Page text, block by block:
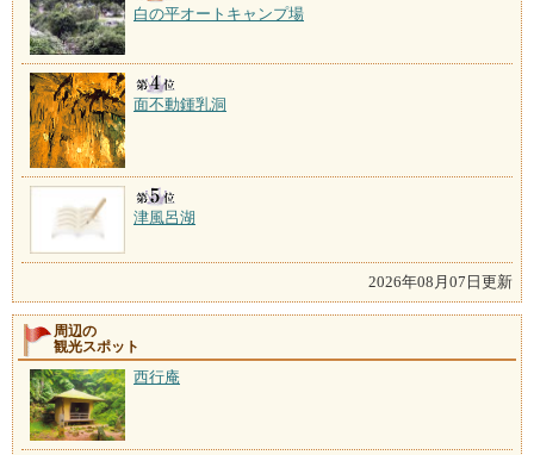
白の平オートキャンプ場
面不動鍾乳洞
津風呂湖
2026年08月07日更新
周辺の
観光スポット
西行庵